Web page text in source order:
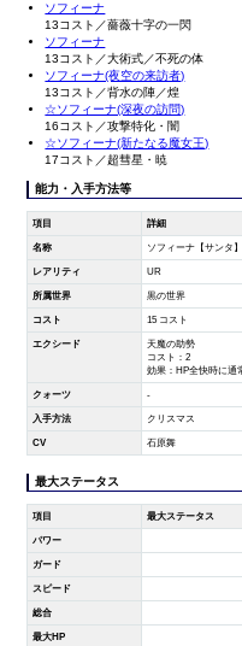
ソフィーナ
13コスト／薔薇十字の一閃
ソフィーナ
13コスト／大術式／不死の体
ソフィーナ(夜空の来訪者)
13コスト／背水の陣／煌
☆ソフィーナ(深夜の訪問)
16コスト／攻撃特化・闇
☆ソフィーナ(新たなる魔女王)
17コスト／超彗星・暁
能力・入手方法等
項目 詳細
名称 ソフィーナ【サンタ】
レアリティ UR
所属世界 黒の世界
コスト 15 コスト
エクシード
天魔の助勢
コスト：2
効果：HP全快時に通
クォーツ -
入手方法 クリスマス
CV 石原舞
最大ステータス
項目 最大ステータス
パワー
ガード
スピード
総合
最大HP